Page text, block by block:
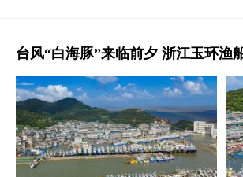
台风“白海豚”来临前夕 浙江玉环渔